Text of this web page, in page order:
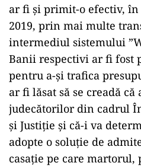
ar fi și primit-o efectiv,
2019, prin mai multe
intermediul sistemului
Banii respectivi ar fi fost
pentru a-și trafica
ar fi lăsat să se creadă că
judecătorilor din cadrul
și Justiție și că-i va
adopte o soluție de
casație pe care